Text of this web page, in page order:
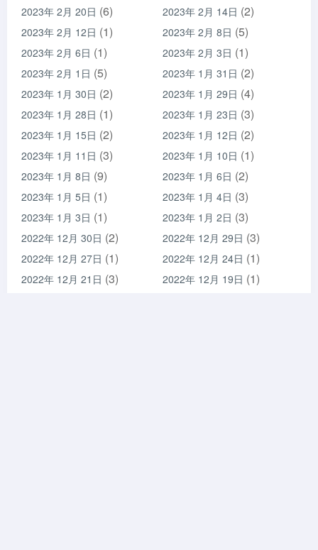
2023年 2月 20日 (6) 2023年 2月 14日 (2)
2023年 2月 12日 (1) 2023年 2月 8日 (5)
2023年 2月 6日 (1) 2023年 2月 3日 (1)
2023年 2月 1日 (5) 2023年 1月 31日 (2)
2023年 1月 30日 (2) 2023年 1月 29日 (4)
2023年 1月 28日 (1) 2023年 1月 23日 (3)
2023年 1月 15日 (2) 2023年 1月 12日 (2)
2023年 1月 11日 (3) 2023年 1月 10日 (1)
2023年 1月 8日 (9) 2023年 1月 6日 (2)
2023年 1月 5日 (1) 2023年 1月 4日 (3)
2023年 1月 3日 (1) 2023年 1月 2日 (3)
2022年 12月 30日 (2) 2022年 12月 29日 (3)
2022年 12月 27日 (1) 2022年 12月 24日 (1)
2022年 12月 21日 (3) 2022年 12月 19日 (1)